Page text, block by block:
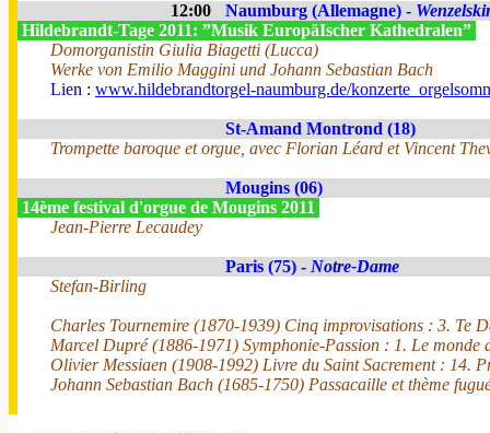
12:00 Naumburg (Allemagne) -
Hildebrandt-Tage 2011: ”Musik EuropäIscher Kathedralen”
Domorganistin Giulia Biagetti (Lucca)
Werke von Emilio Maggini und Johann Sebastian Bach
Lien : www.hildebrandtorgel-naumburg.de/
St-Amand Montrond (18)
Trompette baroque et orgue, avec Florian Léard et Vincent
Mougins (06)
14ème festival d'orgue de Mougins 2011
Jean-Pierre Lecaudey
Paris (75) - Notre-Dame
Stefan-Birling
Charles Tournemire (1870-1939) Cinq improvisations : 3. Te
Marcel Dupré (1886-1971) Symphonie-Passion : 1. Le monde
Olivier Messiaen (1908-1992) Livre du Saint Sacrement : 14.
Johann Sebastian Bach (1685-1750) Passacaille et thème